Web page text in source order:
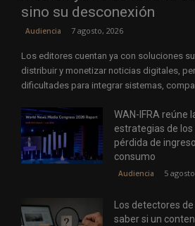
sino su desconexión
Audiencia 7 agosto, 2026
Los editores cuentan ya con soluciones
distribuir y monetizar noticias digitales,
dificultades para integrar sistemas,
WAN-IFRA reúne
estrategias de los
pérdida de
consumo
Audiencia 5
Los detectores
saber si un